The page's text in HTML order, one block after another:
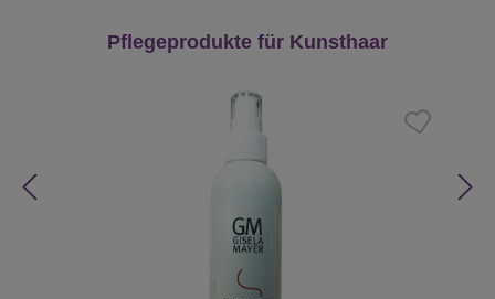
Produktgalerie überspringen
Pflegeprodukte für Kunsthaar